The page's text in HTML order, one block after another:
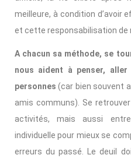
meilleure, à condition
et cette responsabilisation de
A chacun sa méthode, se
nous aident à penser,
personnes (car bien souvent
amis communs). Se
activités, mais aussi
individuelle pour mieux se
erreurs du passé. Le deuil